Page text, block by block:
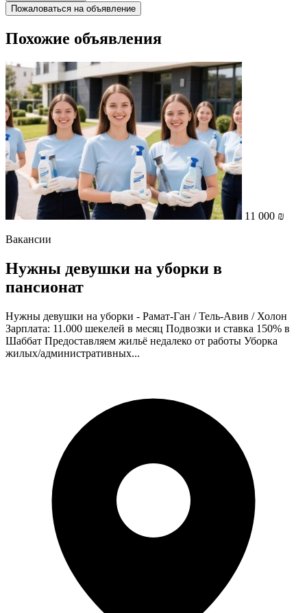
Пожаловаться на объявление
Похожие объявления
11 000 ₪
Вакансии
Нужны девушки на уборки в
пансионат
Нужны девушки на уборки - Рамат-Ган / Тель-Авив / Холон
Зарплата: 11.000 шекелей в месяц Подвозки и ставка 150% в
Шаббат Предоставляем жильё недалеко от работы Уборка
жилых/административных...